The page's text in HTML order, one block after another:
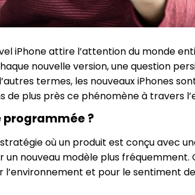
iPhone attire l’attention du monde
nouvelle version, une question
termes, les nouveaux iPhones
plus près ce phénomène à travers
programmée ?
où un produit est conçu avec
nouveau modèle plus
et pour le sentiment